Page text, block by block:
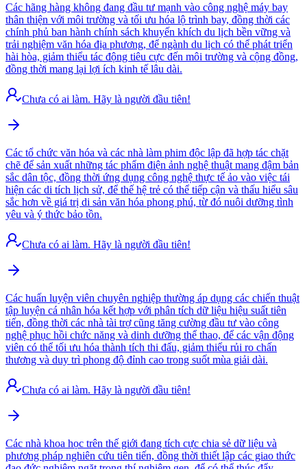
Các hãng hàng không đang đầu tư mạnh vào công nghệ máy bay
thân thiện với môi trường và tối ưu hóa lộ trình bay, đồng thời các
chính phủ ban hành chính sách khuyến khích du lịch bền vững và
trải nghiệm văn hóa địa phương, để ngành du lịch có thể phát triển
hài hòa, giảm thiểu tác động tiêu cực đến môi trường và cộng đồng,
đồng thời mang lại lợi ích kinh tế lâu dài.
Chưa có ai làm. Hãy là người đầu tiên!
Các tổ chức văn hóa và các nhà làm phim độc lập đã hợp tác chặt
chẽ để sản xuất những tác phẩm điện ảnh nghệ thuật mang đậm bản
sắc dân tộc, đồng thời ứng dụng công nghệ thực tế ảo vào việc tái
hiện các di tích lịch sử, để thế hệ trẻ có thể tiếp cận và thấu hiểu sâu
sắc hơn về giá trị di sản văn hóa phong phú, từ đó nuôi dưỡng tình
yêu và ý thức bảo tồn.
Chưa có ai làm. Hãy là người đầu tiên!
Các huấn luyện viên chuyên nghiệp thường áp dụng các chiến thuật
tập luyện cá nhân hóa kết hợp với phân tích dữ liệu hiệu suất tiên
tiến, đồng thời các nhà tài trợ cũng tăng cường đầu tư vào công
nghệ phục hồi chức năng và dinh dưỡng thể thao, để các vận động
viên có thể tối ưu hóa thành tích thi đấu, giảm thiểu rủi ro chấn
thương và duy trì phong độ đỉnh cao trong suốt mùa giải dài.
Chưa có ai làm. Hãy là người đầu tiên!
Các nhà khoa học trên thế giới đang tích cực chia sẻ dữ liệu và
phương pháp nghiên cứu tiên tiến, đồng thời thiết lập các giao thức